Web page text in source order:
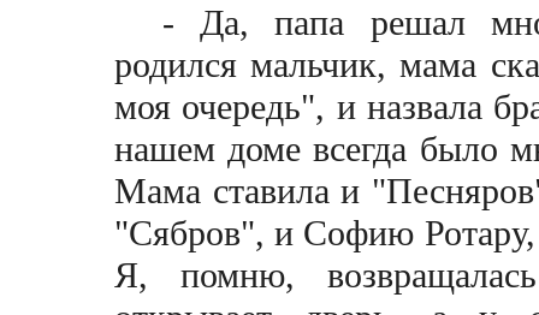
- Да, папа решал
родился мальчик, мама
моя очередь", и назвала
нашем доме всегда было
Мама ставила и
"Сябров", и Софию
Я, помню,